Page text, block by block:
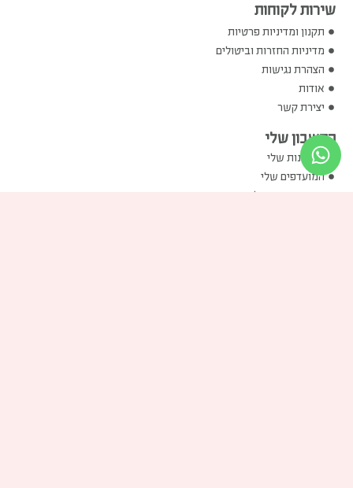
שירות לקוחות
תקנון ומדיניות פרטיות
מדיניות החזרות וביטולים
הצהרת נגישות
אודות
יצירת קשר
החשבון שלי
ההזמנות שלי
המועדפים שלי
שוברי הזיכוי שלי